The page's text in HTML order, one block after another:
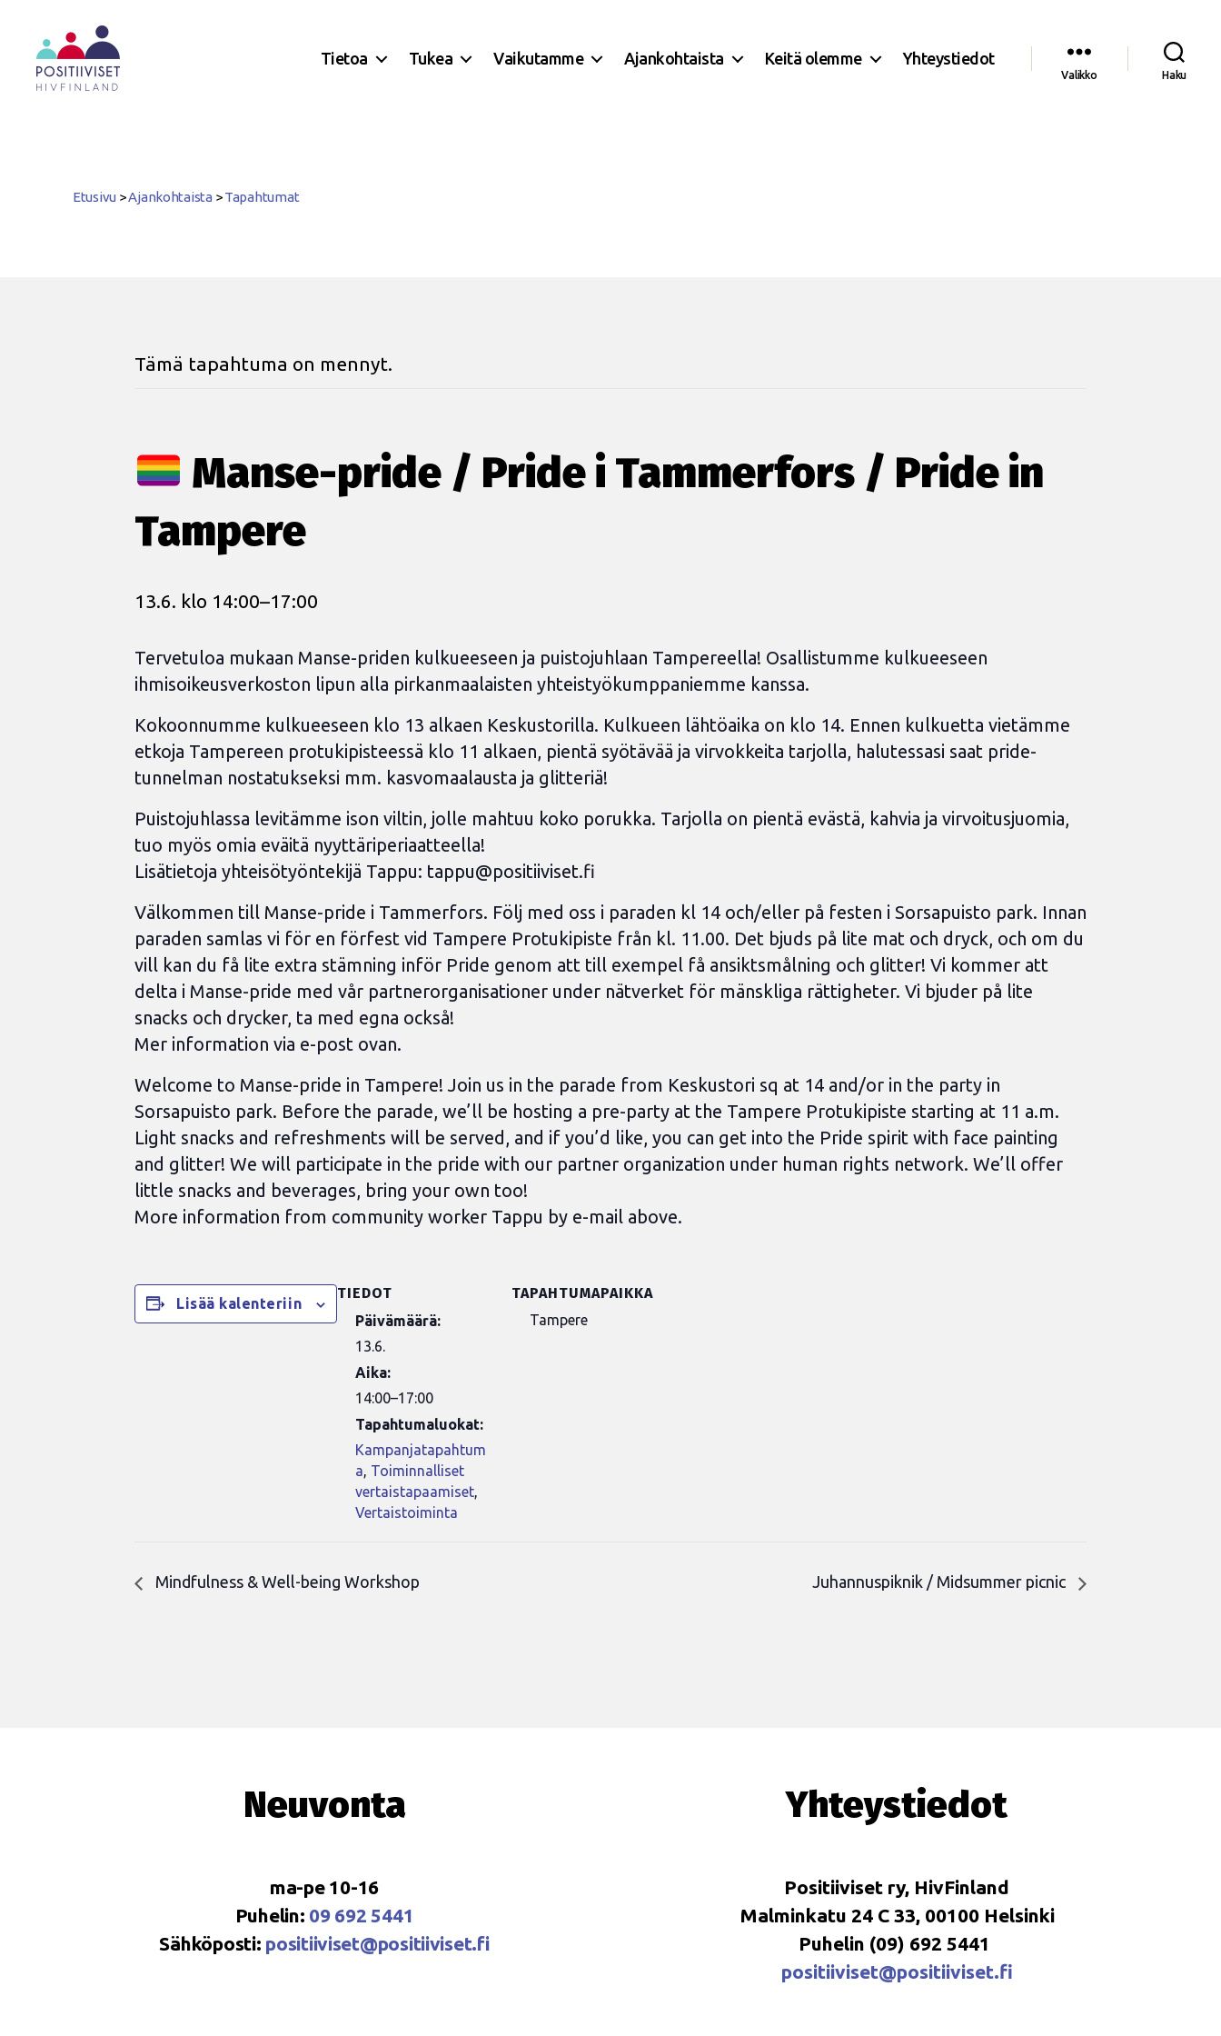
Tietoa Tukea Vaikutamme Ajankohtaista Keitä olemme Yhteystiedot
Valikko Haku
Etusivu >Ajankohtaista >Tapahtumat
Tämä tapahtuma on mennyt.
Manse-pride / Pride i Tammerfors / Pride in
Tampere
13.6. klo 14:00–17:00
Tervetuloa mukaan Manse-priden kulkueeseen ja puistojuhlaan Tampereella! Osallistumme kulkueeseen
ihmisoikeusverkoston lipun alla pirkanmaalaisten yhteistyökumppaniemme kanssa.
Kokoonnumme kulkueeseen klo 13 alkaen Keskustorilla. Kulkueen lähtöaika on klo 14. Ennen kulkuetta vietämme
etkoja Tampereen protukipisteessä klo 11 alkaen, pientä syötävää ja virvokkeita tarjolla, halutessasi saat pride-
tunnelman nostatukseksi mm. kasvomaalausta ja glitteriä!
Puistojuhlassa levitämme ison viltin, jolle mahtuu koko porukka. Tarjolla on pientä evästä, kahvia ja virvoitusjuomia,
tuo myös omia eväitä nyyttäriperiaatteella!
Lisätietoja yhteisötyöntekijä Tappu: tappu@positiiviset.fi
Välkommen till Manse-pride i Tammerfors. Följ med oss ​​i paraden kl 14 och/eller på festen i Sorsapuisto park. Innan
paraden samlas vi för en förfest vid Tampere Protukipiste från kl. 11.00. Det bjuds på lite mat och dryck, och om du
vill kan du få lite extra stämning inför Pride genom att till exempel få ansiktsmålning och glitter! Vi kommer att
delta i Manse-pride med vår partnerorganisationer under nätverket för mänskliga rättigheter. Vi bjuder på lite
snacks och drycker, ta med egna också!
Mer information via e-post ovan.
Welcome to Manse-pride in Tampere! Join us in the parade from Keskustori sq at 14 and/or in the party in
Sorsapuisto park. Before the parade, we’ll be hosting a pre-party at the Tampere Protukipiste starting at 11 a.m.
Light snacks and refreshments will be served, and if you’d like, you can get into the Pride spirit with face painting
and glitter! We will participate in the pride with our partner organization under human rights network. We’ll offer
little snacks and beverages, bring your own too!
More information from community worker Tappu by e-mail above.
Lisää kalenteriin
TIEDOT
Päivämäärä:
13.6.
Aika:
14:00–17:00
Tapahtumaluokat:
Kampanjatapahtum
a, Toiminnalliset
vertaistapaamiset,
Vertaistoiminta
TAPAHTUMAPAIKKA
Tampere
Mindfulness & Well-being Workshop Juhannuspiknik / Midsummer picnic
Neuvonta
ma-pe 10-16
Puhelin: 09 692 5441
Sähköposti: positiiviset@positiiviset.fi
Yhteystiedot
Positiiviset ry, HivFinland
Malminkatu 24 C 33, 00100 Helsinki
Puhelin (09) 692 5441
positiiviset@positiiviset.fi